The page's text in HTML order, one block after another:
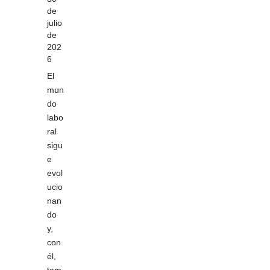
de
julio
de
202
6
El
mun
do
labo
ral
sigu
e
evol
ucio
nan
do
y,
con
él,